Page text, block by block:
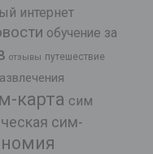
интернет
обучение за
отзывы путешествие
карта сим
сим-